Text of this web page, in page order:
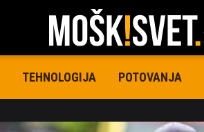
TEHNOLOGIJA POTOVANJA